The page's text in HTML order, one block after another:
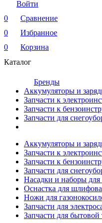
Войти
0
Сравнение
0
Избранное
0
Корзина
Каталог
Бренды
Аккумуляторы и
Запчасти к
Запчасти к
Запчасти для
Аккумуляторы и
Запчасти к
Запчасти к
Запчасти для
Насадки и наборы для
Оснастка для
Ножи для
Запчасти для
Запчасти для бытовой